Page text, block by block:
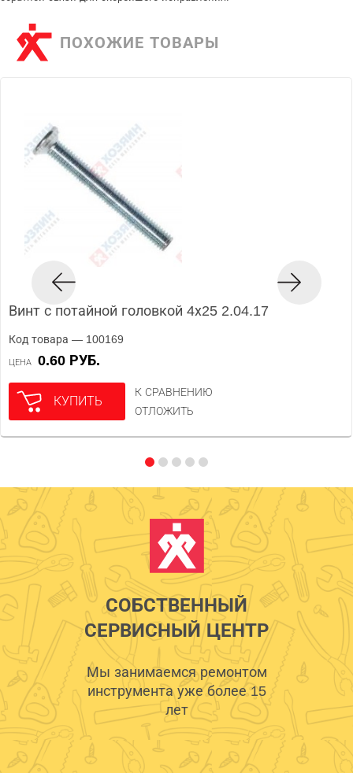
ПОХОЖИЕ ТОВАРЫ
Винт с потайной головкой 4х25 2.04.17
Код товара — 100169
ЦЕНА 0.60 РУБ.
КУПИТЬ
К СРАВНЕНИЮ
ОТЛОЖИТЬ
СОБСТВЕННЫЙ
СЕРВИСНЫЙ ЦЕНТР
Мы занимаемся ремонтом
инструмента уже более 15
лет